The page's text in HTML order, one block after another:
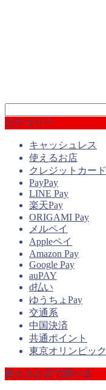
カテゴリー
キャッシュレス
使えるお店
クレジットカード
PayPay
LINE Pay
楽天Pay
ORIGAMI Pay
メルペイ
Appleペイ
Amazon Pay
Google Pay
auPAY
d払い
ゆうちょPay
交通系
中国決済
共通ポイント
東京オリンピック
使えるお店で調べる